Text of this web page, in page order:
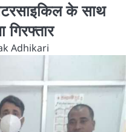
के साथ
Adhikari